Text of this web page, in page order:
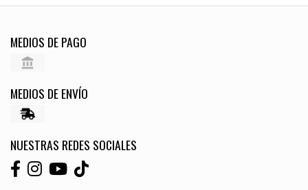
MEDIOS DE PAGO
MEDIOS DE ENVÍO
NUESTRAS REDES SOCIALES